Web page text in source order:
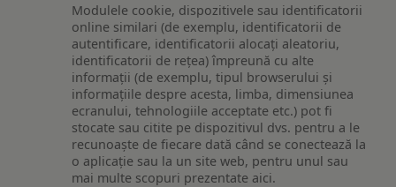
Modulele cookie, dispozitivele sau identificatorii
online similari (de exemplu, identificatorii de
autentificare, identificatorii alocați aleatoriu,
identificatorii de rețea) împreună cu alte
informații (de exemplu, tipul browserului și
informațiile despre acesta, limba, dimensiunea
ecranului, tehnologiile acceptate etc.) pot fi
stocate sau citite pe dispozitivul dvs. pentru a le
recunoaște de fiecare dată când se conectează la
o aplicație sau la un site web, pentru unul sau
mai multe scopuri prezentate aici.